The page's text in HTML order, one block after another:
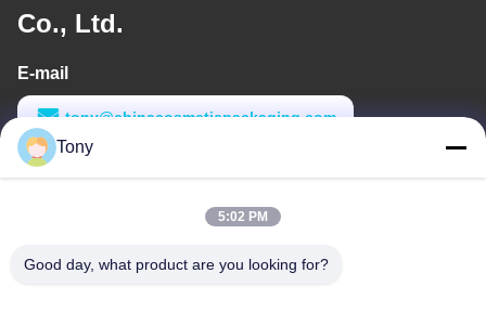
Co., Ltd.
E-mail
tony@chinacosmeticpackaging.com
Werktijd
Tony
5:02 PM
Good day, what product are you looking for?